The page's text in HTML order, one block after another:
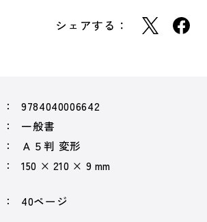
シェアする：
9784040006642
一般書
Ａ５判 変形
150 × 210 × 9 mm
40ページ